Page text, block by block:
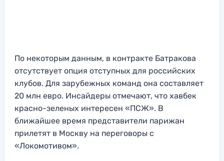
По некоторым данным, в контракте Батракова
отсутствует опция отступных для российских
клубов. Для зарубежных команд она составляет
20 млн евро. Инсайдеры отмечают, что хавбек
красно-зеленых интересен «ПСЖ». В
ближайшее время представители парижан
прилетят в Москву на переговоры с
«Локомотивом».